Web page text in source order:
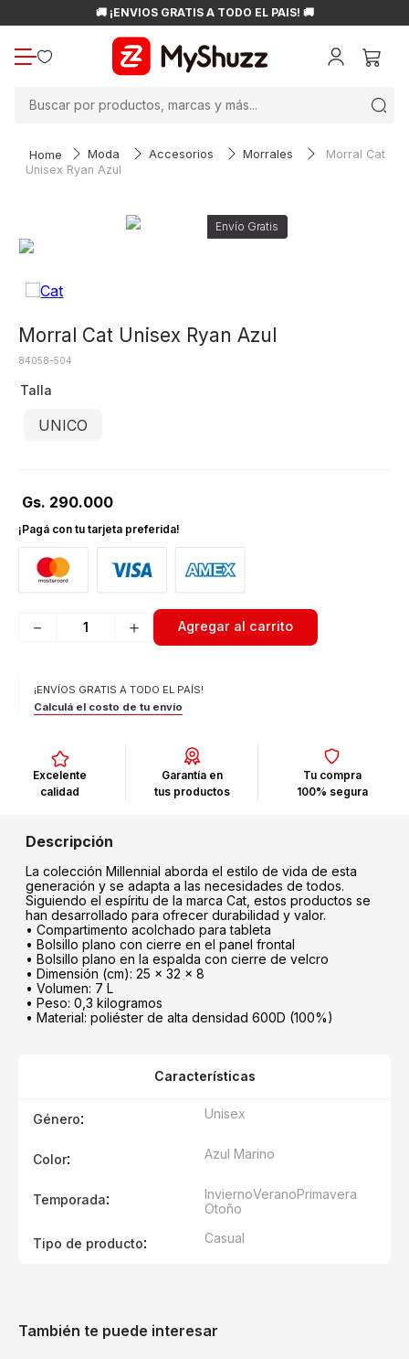
🚚 ¡ENVÍOS GRATIS A TODO EL PAÍS! 🚚
Moda Accesorios Morrales
Morral Cat
Unisex Ryan Azul
Morral Cat Unisex Ryan Azul
84058-504
Talla
UNICO
Gs. 290.000
¡Pagá con tu tarjeta preferida!
＋
－ Agregar al carrito
¡ENVÍOS GRATIS A TODO EL PAÍS!
Calculá el costo de tu envío
Excelente
calidad
Garantía en
tus productos
Tu compra
100% segura
La colección Millennial aborda el estilo de vida de esta
generación y se adapta a las necesidades de todos.
Siguiendo el espíritu de la marca Cat, estos productos se
han desarrollado para ofrecer durabilidad y valor.
• Compartimento acolchado para tableta
• Bolsillo plano con cierre en el panel frontal
• Bolsillo plano en la espalda con cierre de velcro
• Dimensión (cm): 25 x 32 x 8
• Volumen: 7 L
• Peso: 0,3 kilogramos
• Material: poliéster de alta densidad 600D (100%)
Características
Género: Unisex
Color: Azul Marino
Temporada: InviernoVeranoPrimavera
Otoño
Tipo de producto: Casual
También te puede interesar